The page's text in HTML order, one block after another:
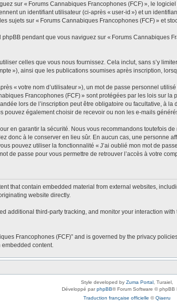
sur « Forums Cannabiques Francophones (FCF) », le
un identifiant utilisateur (ci-après « user-id ») et un
sujets sur « Forums Cannabiques Francophones (FCF) » et
pendant que vous naviguez sur « Forums Cannabiques
celles que vous nous fournissez. Cela inclut, sans s’y
»), ainsi que les publications soumises après inscription,
« votre nom d’utilisateur »), un mot de passe personnel
Francophones (FCF) » sont protégées par les lois sur
lors de l’inscription peut être obligatoire ou facultative, à
pouvez également choisir de recevoir ou non les e-mails
en garantir la sécurité. Nous vous recommandons toutefois
donc à le conserver en lieu sûr. En aucun cas, une personne
pouvez utiliser la fonctionnalité « J’ai oublié mon mot de
de passe pour vous permettre de retrouver l’accès à votre
that contain embedded material from external websites,
website directly.
additional third-party tracking, and monitor your interaction
Francophones (FCF)” and is governed by the privacy
content.
Style developed by Zuma Portal , Turaiel,
Développé parphpBB® Forum Software © phpBB
Traduction française officielle ©Qiaeru